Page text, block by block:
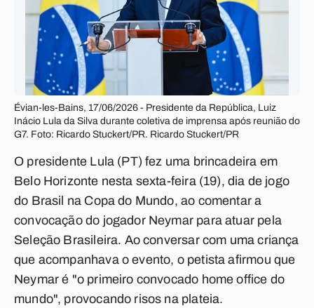
Évian-les-Bains, 17/06/2026 - Presidente da República, Luiz
Inácio Lula da Silva durante coletiva de imprensa após reunião do
G7. Foto: Ricardo Stuckert/PR. Ricardo Stuckert/PR
O presidente Lula (PT) fez uma brincadeira em
Belo Horizonte nesta sexta-feira (19), dia de jogo
do Brasil na Copa do Mundo, ao comentar a
convocação do jogador Neymar para atuar pela
Seleção Brasileira. Ao conversar com uma criança
que acompanhava o evento, o petista afirmou que
Neymar é "o primeiro convocado home office do
mundo", provocando risos na plateia.